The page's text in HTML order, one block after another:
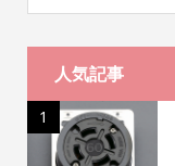
人気記事
1